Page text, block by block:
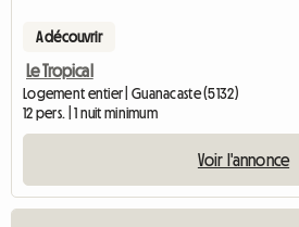
A découvrir
Le Tropical
Logement entier | Guanacaste (5132)
12 pers. | 1 nuit minimum
Voir l'annonce